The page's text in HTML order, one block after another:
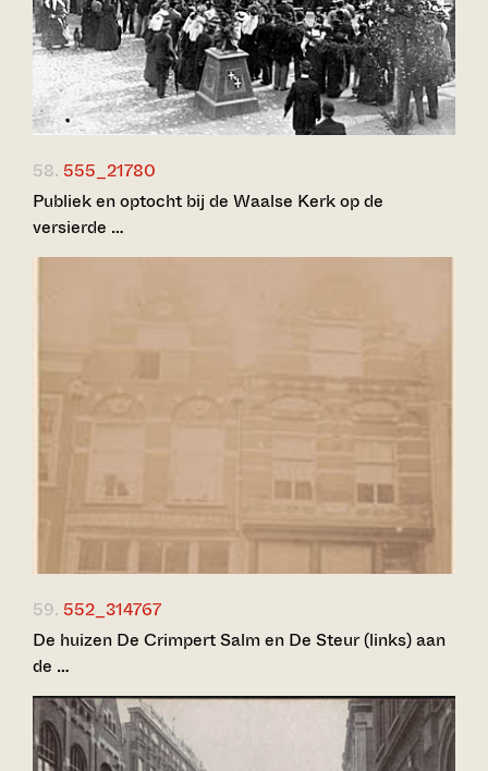
58. 555_21780
Publiek en optocht bij de Waalse Kerk op de
versierde …
59. 552_314767
De huizen De Crimpert Salm en De Steur (links) aan
de …